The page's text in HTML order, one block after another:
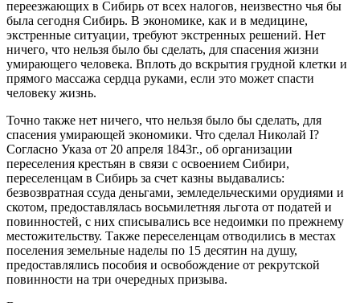
переезжающих в Сибирь от всех налогов, неизвестно чья бы
была сегодня Сибирь. В экономике, как и в медицине,
экстренные ситуации, требуют экстренных решений. Нет
ничего, что нельзя было бы сделать, для спасения жизни
умирающего человека. Вплоть до вскрытия грудной клетки и
прямого массажа сердца руками, если это может спасти
человеку жизнь.
Точно также нет ничего, что нельзя было бы сделать, для
спасения умирающей экономики. Что сделал Николай I?
Согласно Указа от 20 апреля 1843г., об организации
переселения крестьян в связи с освоением Сибири,
переселенцам в Сибирь за счет казны выдавались:
безвозвратная ссуда деньгами, земледельческими орудиями и
скотом, предоставлялась восьмилетняя льгота от податей и
повинностей, с них списывались все недоимки по прежнему
местожительству. Также переселенцам отводились в местах
поселения земельные наделы по 15 десятин на душу,
предоставлялись пособия и освобождение от рекрутской
повинности на три очередных призыва.